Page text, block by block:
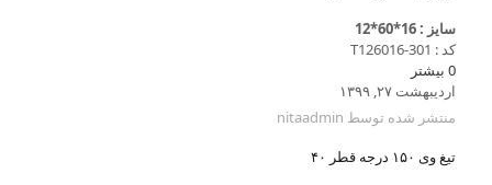
سایز : 16*60*12
کد : T126016-301
0 بیشتر
اردیبهشت ۲۷, ۱۳۹۹
منتشر شده توسط nitaadmin
تیغ وی ۱۵۰ درجه قطر ۴۰